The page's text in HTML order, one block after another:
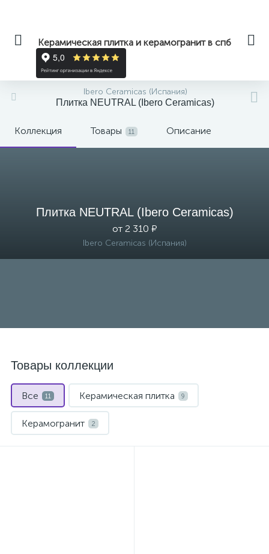
Керамическая плитка и керамогранит в спб
Ibero Ceramicas (Испания)
Плитка NEUTRAL (Ibero Ceramicas)
Коллекция Товары 11 Описание
Плитка NEUTRAL (Ibero Ceramicas)
от 2 310 ₽
Ibero Ceramicas (Испания)
Товары коллекции
Все 11 Керамическая плитка 9
Керамогранит 2